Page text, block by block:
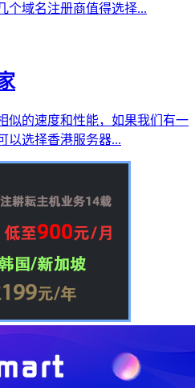
个域名注册商值得选择...
似的速度和性能，如果我们有一
以选择香港服务器...